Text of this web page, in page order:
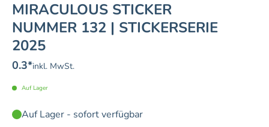
MIRACULOUS STICKER
NUMMER 132 | STICKERSERIE
2025
0.3*inkl. MwSt.
Auf Lager
Auf Lager - sofort verfügbar